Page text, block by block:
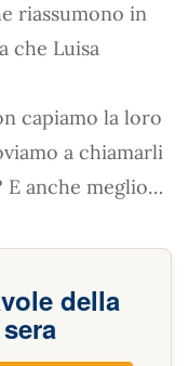
riassumono in
che Luisa
capiamo la loro
a chiamarli
anche meglio…
della
sera